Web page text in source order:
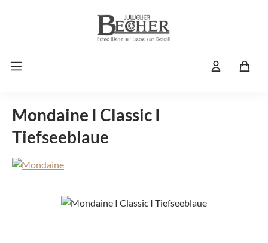
Zum Hauptinhalt springen
Mondaine I Classic I
Tiefseeblaue
Bildergalerie überspringen